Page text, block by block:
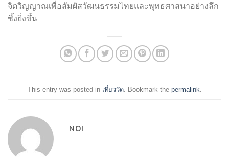
จิตวิญญาณเพื่อสัมผัสวัฒนธรรมไทยและพุทธศาสนาอย่างลึก
ซึ้งยิ่งขึ้น
This entry was posted in เที่ยววัด. Bookmark the permalink.
NOI